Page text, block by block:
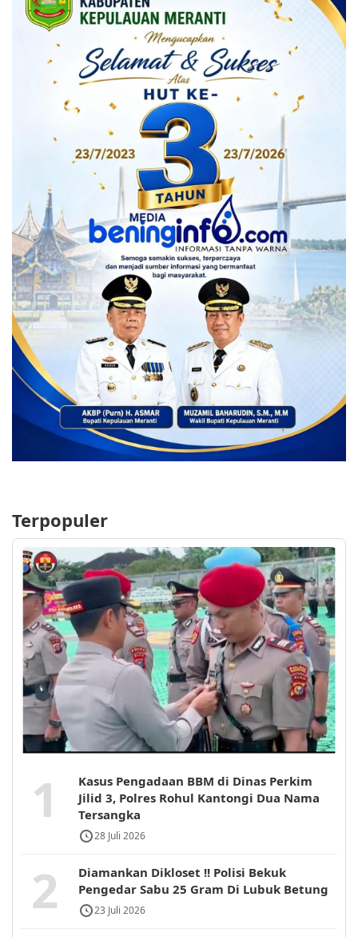
Terpopuler
1
Kasus Pengadaan BBM di Dinas Perkim
Jilid 3, Polres Rohul Kantongi Dua Nama
Tersangka
28 Juli 2026
2
Diamankan Dikloset !! Polisi Bekuk
Pengedar Sabu 25 Gram Di Lubuk Betung
23 Juli 2026